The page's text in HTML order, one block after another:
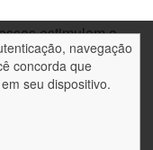
navegação
concorda que
seu dispositivo.
estimulam a
problemas reais.
envolvem
nos provocam a
afirma.